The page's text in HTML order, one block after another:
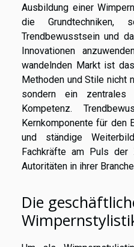
Ausbildung einer
die Grundtechniken,
Trendbewusstsein und
Innovationen
wandelnden Markt ist
Methoden und Stile nicht
sondern ein zentrales
Kompetenz.
Kernkomponente für den
und ständige
Fachkräfte am Puls
Autoritäten in ihrer
Die